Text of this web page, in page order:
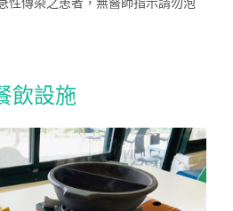
飲設施